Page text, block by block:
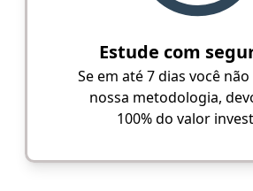
Estude com
Se em até 7 dias você
nossa metodologia,
100% do valor